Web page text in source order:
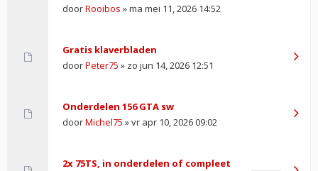
doorRooibos » ma mei 11, 2026 14:52
Gratis klaverbladen
doorPeter75 » zo jun 14, 2026 12:51
Onderdelen 156 GTA sw
doorMichel75 » vr apr 10, 2026 09:02
2x 75TS, in onderdelen of compleet